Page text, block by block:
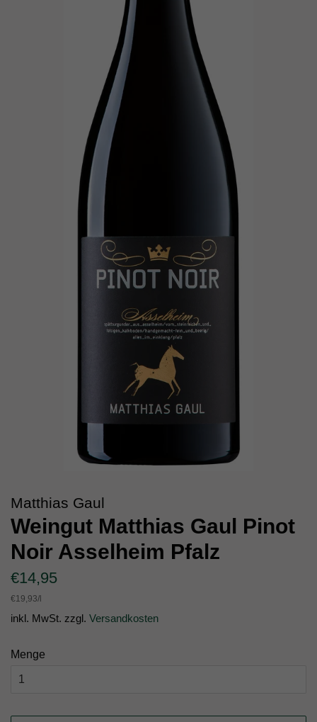
Matthias Gaul
Weingut Matthias Gaul Pinot
Noir Asselheim Pfalz
Normaler
Preis
€14,95
Einzelpreis
€19,93/
inkl. MwSt. zzgl. Versandkosten
Menge